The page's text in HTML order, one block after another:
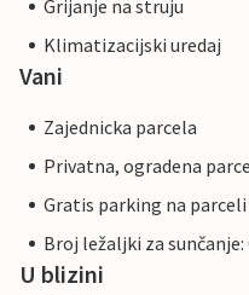
Grijanje na struju
Klimatizacijski uredaj
Vani
Zajednicka parcela
Privatna, ogradena
Gratis parking na
Broj ležaljki za sunčanje:
U blizini